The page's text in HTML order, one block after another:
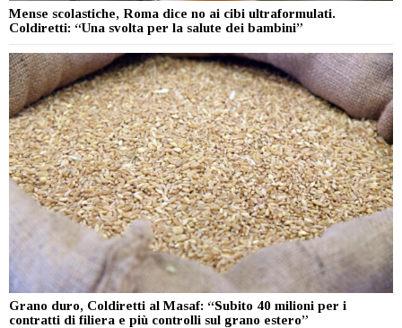
Mense scolastiche, Roma dice no ai cibi ultraformulati.
Coldiretti: “Una svolta per la salute dei bambini”
Grano duro, Coldiretti al Masaf: “Subito 40 milioni per i
contratti di filiera e più controlli sul grano estero”